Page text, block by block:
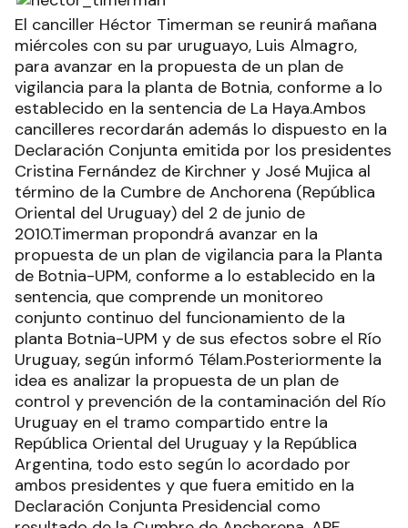
El canciller Héctor Timerman se reunirá mañana
miércoles con su par uruguayo, Luis Almagro,
para avanzar en la propuesta de un plan de
vigilancia para la planta de Botnia, conforme a lo
establecido en la sentencia de La Haya.Ambos
cancilleres recordarán además lo dispuesto en la
Declaración Conjunta emitida por los presidentes
Cristina Fernández de Kirchner y José Mujica al
término de la Cumbre de Anchorena (República
Oriental del Uruguay) del 2 de junio de
2010.Timerman propondrá avanzar en la
propuesta de un plan de vigilancia para la Planta
de Botnia-UPM, conforme a lo establecido en la
sentencia, que comprende un monitoreo
conjunto continuo del funcionamiento de la
planta Botnia-UPM y de sus efectos sobre el Río
Uruguay, según informó Télam.Posteriormente la
idea es analizar la propuesta de un plan de
control y prevención de la contaminación del Río
Uruguay en el tramo compartido entre la
República Oriental del Uruguay y la República
Argentina, todo esto según lo acordado por
ambos presidentes y que fuera emitido en la
Declaración Conjunta Presidencial como